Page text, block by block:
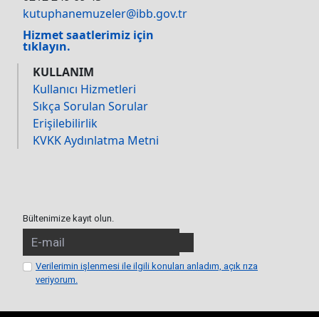
kutuphanemuzeler@ibb.gov.tr
Hizmet saatlerimiz için
tıklayın.
KULLANIM
Kullanıcı Hizmetleri
Sıkça Sorulan Sorular
Erişilebilirlik
KVKK Aydınlatma Metni
Bültenimize kayıt olun.
Verilerimin işlenmesi ile ilgili konuları anladım, açık rıza
veriyorum.